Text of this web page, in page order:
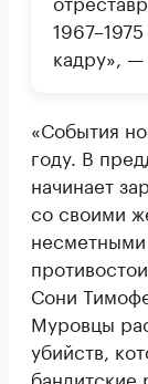
кадру», —
«События
году. В
начинает
со своими
Сони
Муровцы
убийств,
бандитские